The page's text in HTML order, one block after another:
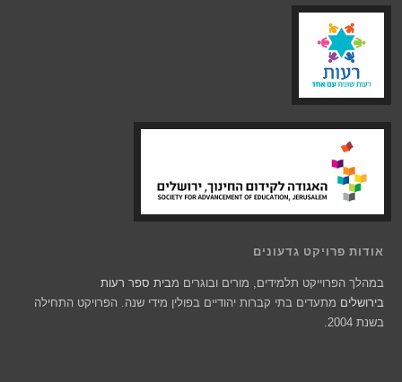
אודות פרויקט גדעונים
במהלך הפרוייקט תלמידים, מורים ובוגרים מבית ספר רעות
בירושלים מתעדים בתי קברות יהודיים בפולין מידי שנה. הפרויקט התחילה
בשנת 2004.